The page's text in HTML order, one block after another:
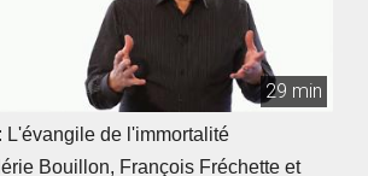
29 min
L'évangile de l'immortalité
Bouillon, François Fréchette et